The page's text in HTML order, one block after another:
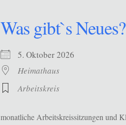
Was gibt`s Neues?
5. Oktober 2026
Heimathaus
Arbeitskreis
monatliche Arbeitskreissitzungen und